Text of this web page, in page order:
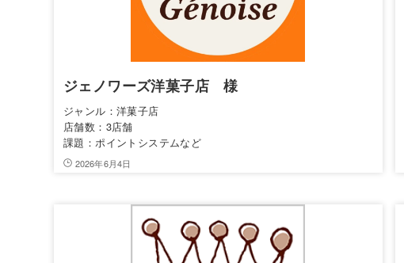
ジェノワーズ洋菓子店 様
ジャンル：洋菓子店
店舗数：3店舗
課題：ポイントシステムなど
2026年6月4日